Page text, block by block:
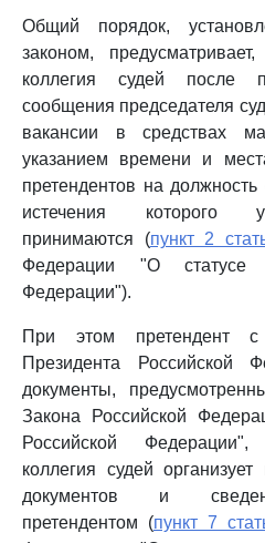
Общий порядок,
законом,
коллегия судей после
сообщения председателя
вакансии в средствах
указанием времени и
претендентов на
истечения которого
принимаются (пункт 2
Федерации "О статусе
Федерации").
При этом претендент
Президента Российской
документы,
Закона Российской
Российской
коллегия судей
документов и
претендентом (пункт 7